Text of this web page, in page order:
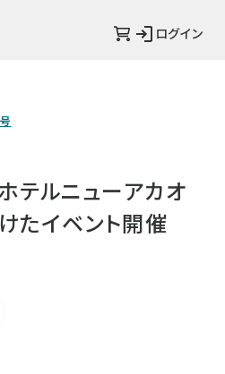
ログイン
テルニューアカオ
たイベント開催